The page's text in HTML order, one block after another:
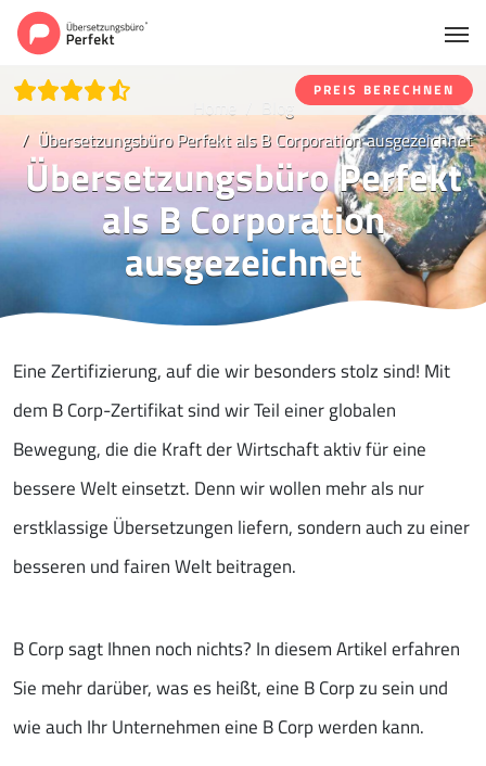
PREIS BERECHNEN
Übersetzungsbüro Perfekt als B Corporation ausgezeichnet
Übersetzungsbüro Perfekt
als B Corporation
ausgezeichnet
Eine Zertifizierung, auf die wir besonders stolz sind! Mit
dem B Corp-Zertifikat sind wir Teil einer globalen
Bewegung, die die Kraft der Wirtschaft aktiv für eine
bessere Welt einsetzt. Denn wir wollen mehr als nur
erstklassige Übersetzungen liefern, sondern auch zu einer
besseren und fairen Welt beitragen.
B Corp sagt Ihnen noch nichts? In diesem Artikel erfahren
Sie mehr darüber, was es heißt, eine B Corp zu sein und
wie auch Ihr Unternehmen eine B Corp werden kann.